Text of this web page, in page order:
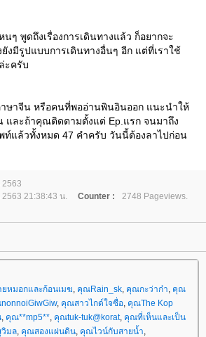
ๆ พูดถึงเรื่องการเดินทางแล้ว ก็อยากจะ
งมีรูปแบบการเดินทางอื่นๆ อีก แต่ที่เราใช้
ะครับ
ษาจีน หรือคนที่พออ่านพินอินออก แนะนำให้
และถ้าคุณติดตามตั้งแต่ Ep.แรก จนมาถึง
แล้วทั้งหมด 47 คำครับ วันนี้ต้องลาไปก่อน
21:38:43 น. Counter :
2748 Pageviews.
หมอกและก้อนเมฆ, คุณRain_sk, คุณกะว่าก๋า, คุณ
, คุณสาวไกด์ใจซื่อ, คุณThe Kop
, คุณ**mp5**, คุณtuk-tuk@korat, คุณที่เห็นและเป็น
มล, คุณสองแผ่นดิน, คุณไวน์กับสายน้ำ,